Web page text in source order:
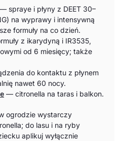
— spraye i płyny z DEET 30–
na wyprawy i intensywną
formuły na co dzień.
z ikarydyną i IR3535,
od 6 miesięcy; także
do kontaktu z płynem
nawet 60 nocy.
— citronella na taras i balkon.
ogrodzie wystarczy
do lasu i na ryby
aplikuj wyłącznie